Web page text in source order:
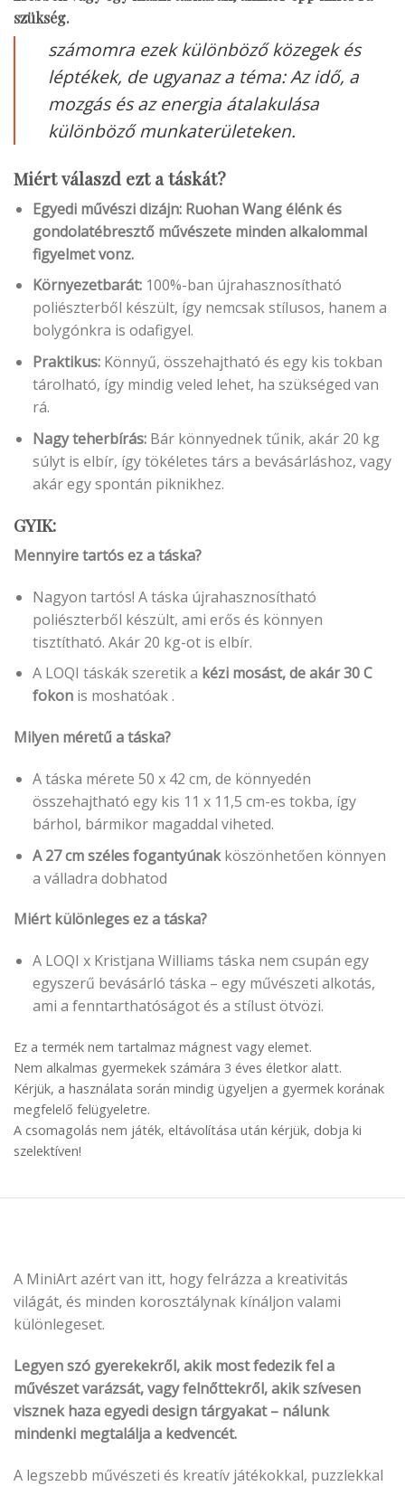
szükség.
számomra ezek különböző közegek és
léptékek, de ugyanaz a téma: Az idő, a
mozgás és az energia átalakulása
különböző munkaterületeken.
Miért válaszd ezt a táskát?
Egyedi művészi dizájn: Ruohan Wang élénk és
gondolatébresztő művészete minden alkalommal
figyelmet vonz.
Környezetbarát:100%-ban újrahasznosítható
poliészterből készült, így nemcsak stílusos, hanem a
bolygónkra is odafigyel.
Praktikus:Könnyű, összehajtható és egy kis tokban
tárolható, így mindig veled lehet, ha szükséged van
rá.
Nagy teherbírás:Bár könnyednek tűnik, akár 20 kg
súlyt is elbír, így tökéletes társ a bevásárláshoz, vagy
akár egy spontán piknikhez.
GYIK:
Mennyire tartós ez a táska?
Nagyon tartós! A táska újrahasznosítható
poliészterből készült, ami erős és könnyen
tisztítható. Akár 20 kg-ot is elbír.
A LOQI táskák szeretik a kézi mosást, deakár 30 C
fokonis moshatóak .
Milyen méretű a táska?
A táska mérete 50 x 42 cm, de könnyedén
összehajtható egy kis 11 x 11,5 cm-es tokba, így
bárhol, bármikor magaddal viheted.
A 27 cm széles fogantyúnakköszönhetően könnyen
a válladra dobhatod
Miért különleges ez a táska?
A LOQI x Kristjana Williams táska nem csupán egy
egyszerű bevásárló táska – egy művészeti alkotás,
ami a fenntarthatóságot és a stílust ötvözi.
Ez a termék nem tartalmaz mágnest vagy elemet.
Nem alkalmas gyermekek számára 3 éves életkor alatt.
Kérjük, a használata során mindig ügyeljen a gyermek korának
megfelelő felügyeletre.
A csomagolás nem játék, eltávolítása után kérjük, dobja ki
szelektíven!
A MiniArt azért van itt, hogy felrázza a kreativitás
világát, és minden korosztálynak kínáljon valami
különlegeset.
Legyen szó gyerekekről, akik most fedezik fel a
művészet varázsát, vagy felnőttekről, akik szívesen
visznek haza egyedi design tárgyakat – nálunk
mindenki megtalálja a kedvencét.
A legszebb művészeti és kreatív játékokkal, puzzlekkal